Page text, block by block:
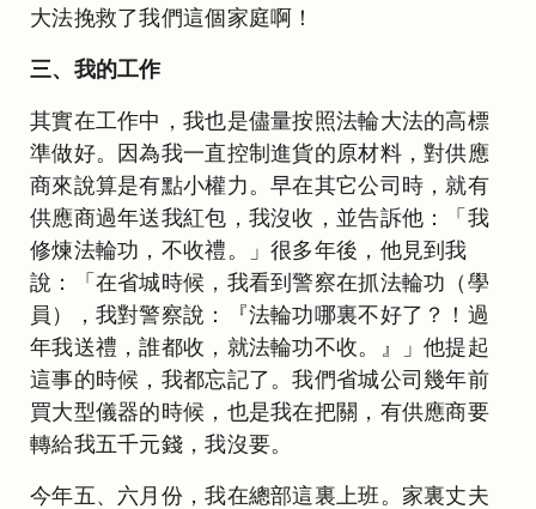
大法挽救了我們這個家庭啊！
三、我的工作
其實在工作中，我也是儘量按照法輪大法的高標
準做好。因為我一直控制進貨的原材料，對供應
商來說算是有點小權力。早在其它公司時，就有
供應商過年送我紅包，我沒收，並告訴他：「我
修煉法輪功，不收禮。」很多年後，他見到我
說：「在省城時候，我看到警察在抓法輪功（學
員），我對警察說：『法輪功哪裏不好了？！過
年我送禮，誰都收，就法輪功不收。』」他提起
這事的時候，我都忘記了。我們省城公司幾年前
買大型儀器的時候，也是我在把關，有供應商要
轉給我五千元錢，我沒要。
今年五、六月份，我在總部這裏上班。家裏丈夫